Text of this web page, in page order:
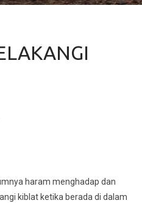
haram menghadap dan
kiblat ketika berada di dalam